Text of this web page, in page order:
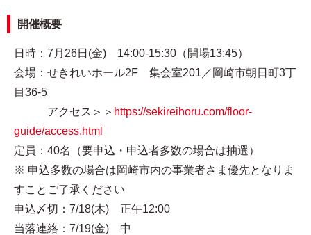
開催概要
日時：7月26日(金) 14:00-15:30（開場13:45）
会場：せきれいホール2F 集会室201／岡崎市朝日町3丁
目36-5
アクセス＞＞ https://sekireihoru.com/floor-
guide/access.html
定員：40名（要申込・申込者多数の場合は抽選）
※ 申込多数の場合は岡崎市内の事業者さま優先となりま
すことご了承ください
申込〆切：7/18(木) 正午12:00
当落連絡：7/19(金) 中